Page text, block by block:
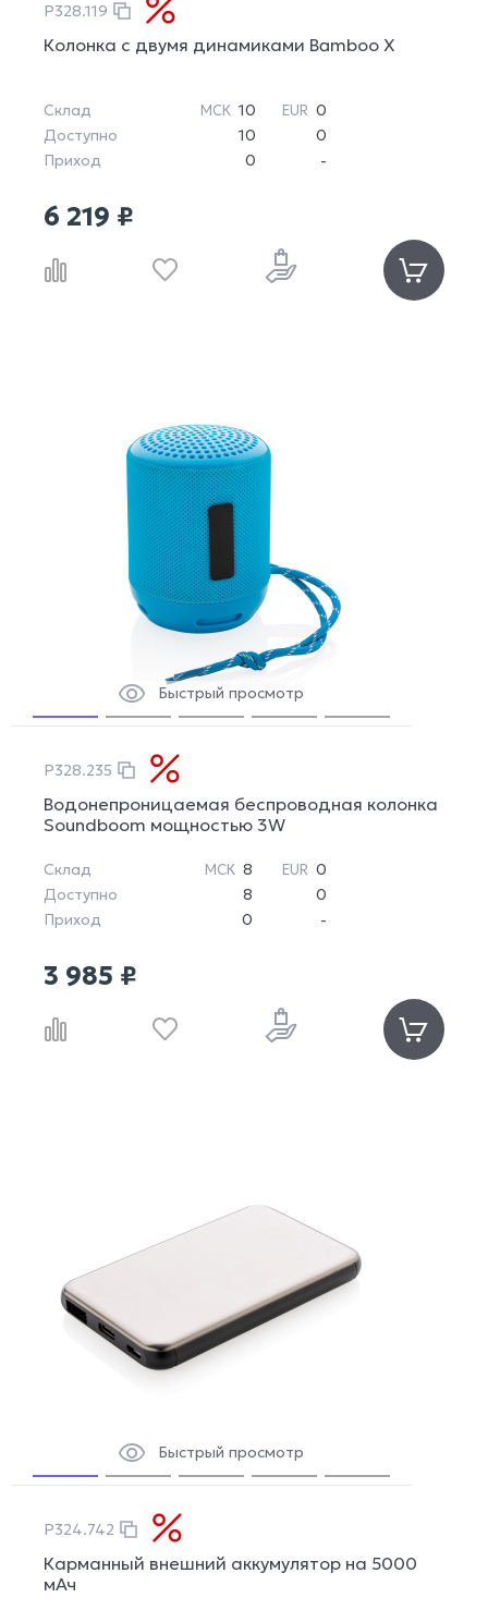
P328.119
Колонка с двумя динамиками Bamboo X
Склад МСК 10 EUR 0
Доступно
10
0
Приход
0 -
6 219 ₽
Быстрый просмотр
P328.235
Водонепроницаемая беспроводная колонка
Soundboom мощностью 3W
Склад МСК 8 EUR 0
Доступно
8
0
Приход
0 -
3 985 ₽
Быстрый просмотр
P324.742
Карманный внешний аккумулятор на 5000
мАч